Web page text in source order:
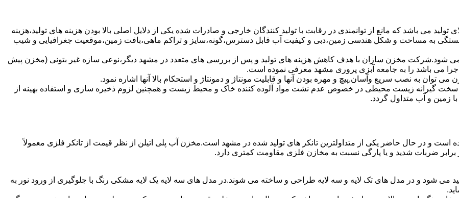
می باشد که مانع از توانمندی در رقابت با تولید کنندگان خارجی و صادرات شده یکی از دلایل اصلی بالا بودن هزینه های تولید،هزینه
به مساحت و شکل هندسی زمین،دبی و کیفیت آب قابل دسترس،گونه،سایز و تراکم ماهی،بافت زمین،موقعیت جغرافیایی و شیب
می شود.شرکت مخزن سازان با هدف کاهش هزینه های تولید و پس از بررسی های متعدد در مشهد دیگر،نوعی سازه غیر بتونی (مخزن پیش
می باشد را به جامعه آبزی پروری مشهد معرفی نموده است.
به نصب سریع وآسان,پیچ و مهره بودن آنها و قابلیت مونتاژ و دمونتاژ و استحکام بالا آنها اشاره نمود.
سخت گیرانه زیست محیطی در خصوص عدم نشت مواد آلوده کننده خاک و محیط زیست و همچنین لزوم ذخیره سازی و استفاده بهینه از
زمین و آب متداول گردد.
است و در حال حاضر یکی از متداولترین تانکر های تولید شده در مشهد است.مخزن آب پلی اتیلن از نظر قیمت از تانکر فلزی معمولاً
ضربات شدید و یا پارگی نسبت به مخازن فلزی مقاومت کمتری دارد.
می شود و در مدل های تک لایه و سه لایه طراحی و ساخته می شوند.در مدل های سه لایه یک لایه مشکی رنگ با جلوگیری از ورود نور به